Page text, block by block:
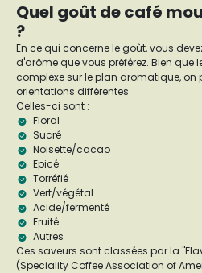
Quel goût de café
?
En ce qui concerne le goût, vous
d'arôme que vous préférez. Bien que
complexe sur le plan aromatique, on
orientations différentes.
Celles-ci sont :
Floral
Sucré
Noisette/cacao
Epicé
Torréfié
Vert/végétal
Acide/fermenté
Fruité
Autres
Ces saveurs sont classées par la
(Speciality Coffee Association of